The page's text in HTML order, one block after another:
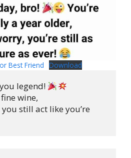
Best Friend Download
legend!
wine,
still act like you’re